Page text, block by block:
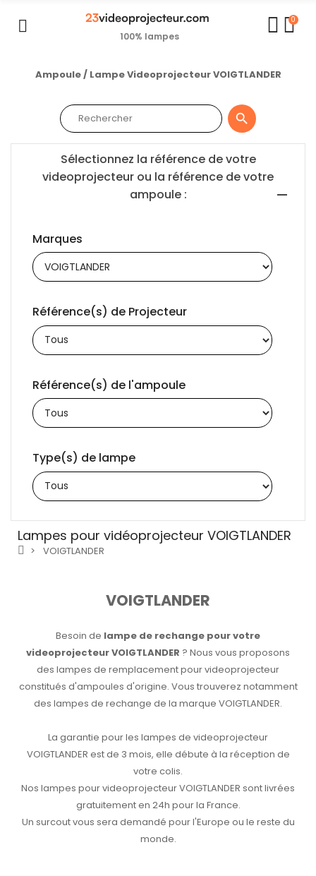
100% lampes
0
Ampoule / Lampe Videoprojecteur VOIGTLANDER

Sélectionnez la référence de votre
videoprojecteur ou la référence de votre
ampoule :
Marques
Référence(s) de Projecteur
Référence(s) de l'ampoule
Type(s) de lampe
Lampes pour vidéoprojecteur VOIGTLANDER
VOIGTLANDER
VOIGTLANDER
Besoin de lampe de rechange pour votre
videoprojecteur VOIGTLANDER ? Nous vous proposons
des lampes de remplacement pour videoprojecteur
constitués d'ampoules d'origine. Vous trouverez notamment
des lampes de rechange de la marque VOIGTLANDER.
La garantie pour les lampes de videoprojecteur
VOIGTLANDER est de 3 mois, elle débute à la réception de
votre colis.
Nos lampes pour videoprojecteur VOIGTLANDER sont livrées
gratuitement en 24h pour la France.
Un surcout vous sera demandé pour l'Europe ou le reste du
monde.